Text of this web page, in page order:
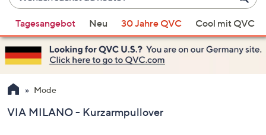
suchst
du
heute?
Vorschläge
verfügbar
sind,
verwenden
Sie
Pfeiltasten
Tagesangebot Neu 30 Jahre QVC Cool mit QVC
Mode
VIA MILANO - Kurzarmpullover